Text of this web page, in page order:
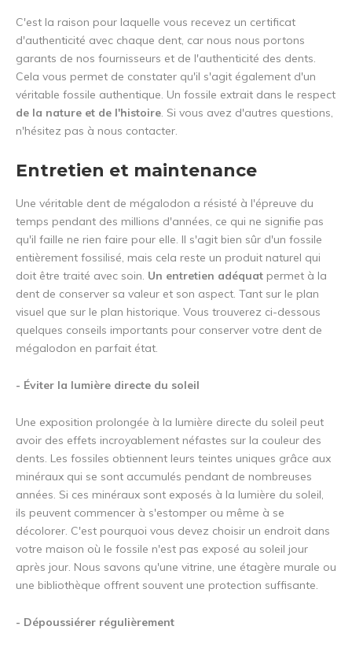
C'est la raison pour laquelle vous recevez un certificat
d'authenticité avec chaque dent, car nous nous portons
garants de nos fournisseurs et de l'authenticité des dents.
Cela vous permet de constater qu'il s'agit également d'un
véritable fossile authentique. Un fossile extrait dans le respect
de la nature et de l'histoire. Si vous avez d'autres questions,
n'hésitez pas à nous contacter.
Entretien et maintenance
Une véritable dent de mégalodon a résisté à l'épreuve du
temps pendant des millions d'années, ce qui ne signifie pas
qu'il faille ne rien faire pour elle. Il s'agit bien sûr d'un fossile
entièrement fossilisé, mais cela reste un produit naturel qui
doit être traité avec soin. Un entretien adéquat permet à la
dent de conserver sa valeur et son aspect. Tant sur le plan
visuel que sur le plan historique. Vous trouverez ci-dessous
quelques conseils importants pour conserver votre dent de
mégalodon en parfait état.
- Éviter la lumière directe du soleil
Une exposition prolongée à la lumière directe du soleil peut
avoir des effets incroyablement néfastes sur la couleur des
dents. Les fossiles obtiennent leurs teintes uniques grâce aux
minéraux qui se sont accumulés pendant de nombreuses
années. Si ces minéraux sont exposés à la lumière du soleil,
ils peuvent commencer à s'estomper ou même à se
décolorer. C'est pourquoi vous devez choisir un endroit dans
votre maison où le fossile n'est pas exposé au soleil jour
après jour. Nous savons qu'une vitrine, une étagère murale ou
une bibliothèque offrent souvent une protection suffisante.
- Dépoussiérer régulièrement